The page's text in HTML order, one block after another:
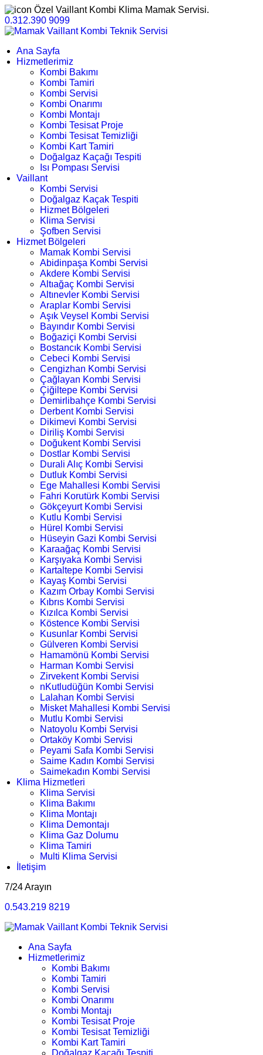
Özel Vaillant Kombi Klima Mamak Servisi.
0.312.390 9099
Ana Sayfa
Hizmetlerimiz
Kombi Bakımı
Kombi Tamiri
Kombi Servisi
Kombi Onarımı
Kombi Montajı
Kombi Tesisat Proje
Kombi Tesisat Temizliği
Kombi Kart Tamiri
Doğalgaz Kaçağı Tespiti
Isı Pompası Servisi
Vaillant
Kombi Servisi
Doğalgaz Kaçak Tespiti
Hizmet Bölgeleri
Klima Servisi
Şofben Servisi
Hizmet Bölgeleri
Mamak Kombi Servisi
Abidinpaşa Kombi Servisi
Akdere Kombi Servisi
Altıağaç Kombi Servisi
Altınevler Kombi Servisi
Araplar Kombi Servisi
Aşık Veysel Kombi Servisi
Bayındır Kombi Servisi
Boğaziçi Kombi Servisi
Bostancık Kombi Servisi
Cebeci Kombi Servisi
Cengizhan Kombi Servisi
Çağlayan Kombi Servisi
Çiğiltepe Kombi Servisi
Demirlibahçe Kombi Servisi
Derbent Kombi Servisi
Dikimevi Kombi Servisi
Diriliş Kombi Servisi
Doğukent Kombi Servisi
Dostlar Kombi Servisi
Durali Alıç Kombi Servisi
Dutluk Kombi Servisi
Ege Mahallesi Kombi Servisi
Fahri Korutürk Kombi Servisi
Gökçeyurt Kombi Servisi
Kutlu Kombi Servisi
Hürel Kombi Servisi
Hüseyin Gazi Kombi Servisi
Karaağaç Kombi Servisi
Karşıyaka Kombi Servisi
Kartaltepe Kombi Servisi
Kayaş Kombi Servisi
Kazım Orbay Kombi Servisi
Kıbrıs Kombi Servisi
Kızılca Kombi Servisi
Köstence Kombi Servisi
Kusunlar Kombi Servisi
Gülveren Kombi Servisi
Hamamönü Kombi Servisi
Harman Kombi Servisi
Zirvekent Kombi Servisi
nKutludüğün Kombi Servisi
Lalahan Kombi Servisi
Misket Mahallesi Kombi Servisi
Mutlu Kombi Servisi
Natoyolu Kombi Servisi
Ortaköy Kombi Servisi
Peyami Safa Kombi Servisi
Saime Kadın Kombi Servisi
Saimekadın Kombi Servisi
Klima Hizmetleri
Klima Servisi
Klima Bakımı
Klima Montajı
Klima Demontajı
Klima Gaz Dolumu
Klima Tamiri
Multi Klima Servisi
İletişim
7/24 Arayın
0.543.219 8219
Ana Sayfa
Hizmetlerimiz
Kombi Bakımı
Kombi Tamiri
Kombi Servisi
Kombi Onarımı
Kombi Montajı
Kombi Tesisat Proje
Kombi Tesisat Temizliği
Kombi Kart Tamiri
Doğalgaz Kaçağı Tespiti